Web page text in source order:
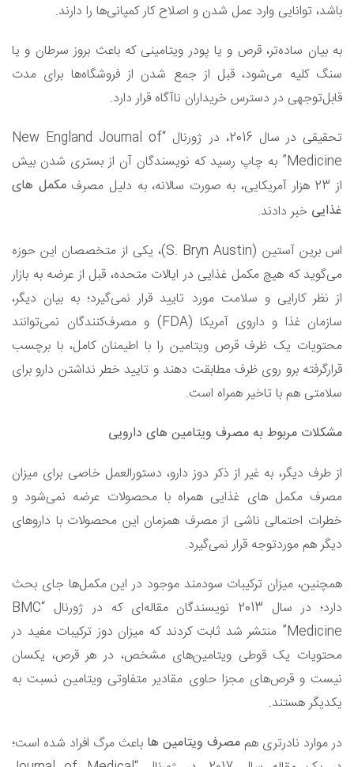
باشد، توانایی وارد عمل شدن و اصلاح کار کمپانی‌ها را دارند.
به بیان ساده‌تر، قرص و یا پودر ویتامینی که باعث بروز سرطان و یا
سنگ کلیه می‌شود،‌ قبل از جمع شدن از فروشگاه‌ها برای مدت
قابل‌توجهی در دسترس خریداران ناآگاه قرار دارد.
تحقیقی در سال 2016، در ژورنال “New England Journal of
Medicine” به چاپ رسید که نویسندگان آن از بستری شدن بیش
از 23 هزار آمریکایی، به صورت سالانه، به دلیل مصرف
مکمل های
غذایی خبر دادند.
اس برین آستین (S. Bryn Austin)، یکی از متخصصان این حوزه
می‌گوید که هیچ مکمل غذایی در ایالات متحده، قبل از عرضه به بازار
از نظر کارایی و سلامت مورد تایید قرار نمی‌گیرد؛ به بیان دیگر،
سازمان غذا و داروی آمریکا (FDA) و مصرف‌کنندگان نمی‌توانند
محتویات یک ظرف قرص ویتامین را با اطیمنان کامل، با برچسب
قرارگرفته برو روی ظرف مطابقت دهند و تایید خطر نداشتن دارو برای
سلامتی هم با تاخیر همراه است.
مشکلات مربوط به مصرف ویتامین های دارویی
از طرف دیگر، به غیر از ذکر دوز دارو، دستورالعمل خاصی برای میزان
مصرف مکمل های غذایی همراه با محصولات عرضه نمی‌شود و
خطرات احتمالی ناشی از مصرف همزمان این محصولات با داروهای
دیگر هم موردتوجه قرار نمی‌گیرد.
همچنین، میزان ترکیبات سودمند موجود در این مکمل‌ها جای بحث
دارد؛ در سال 2013 نویسندگان مقاله‌ای که در ژورنال “BMC
Medicine” منتشر شد ثابت کردند که میزان دوز ترکیبات مفید در
محتویات یک قوطی ویتامین‌های مشخص، در هر قرص، یکسان
نیست و قرص‌های مجزا حاوی مقادیر متفاوتی ویتامین نسبت به
یکدیگر هستند.
در موارد نادرتری هم مصرف ویتامین ها باعث مرگ افراد شده است؛